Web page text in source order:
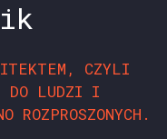
CZYLI
DO LUDZI I
ROZPROSZONYCH.